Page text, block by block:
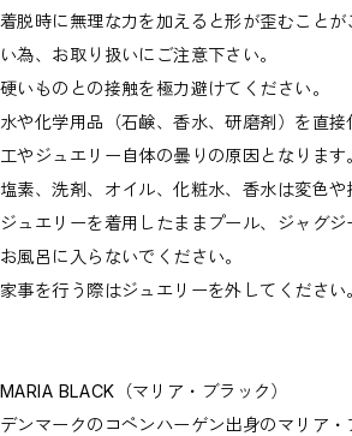
着脱時に無理な力を加えると形が歪むこと
い為、お取り扱いにご注意下さい。
硬いものとの接触を極力避けてください。
水や化学用品（石鹸、香水、研磨剤）を直
工やジュエリー自体の曇りの原因となります
塩素、洗剤、オイル、化粧水、香水は変色や
ジュエリーを着用したままプール、ジャグジ
お風呂に入らないでください。
家事を行う際はジュエリーを外してください
MARIA BLACK（マリア・ブラック）
デンマークのコペンハーゲン出身のマリア